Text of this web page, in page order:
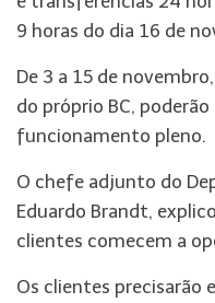
9 horas do dia 16 de
De 3 a 15 de
do próprio BC,
funcionamento pleno.
O chefe adjunto do
Eduardo Brandt,
clientes comecem a
Os clientes precisarão